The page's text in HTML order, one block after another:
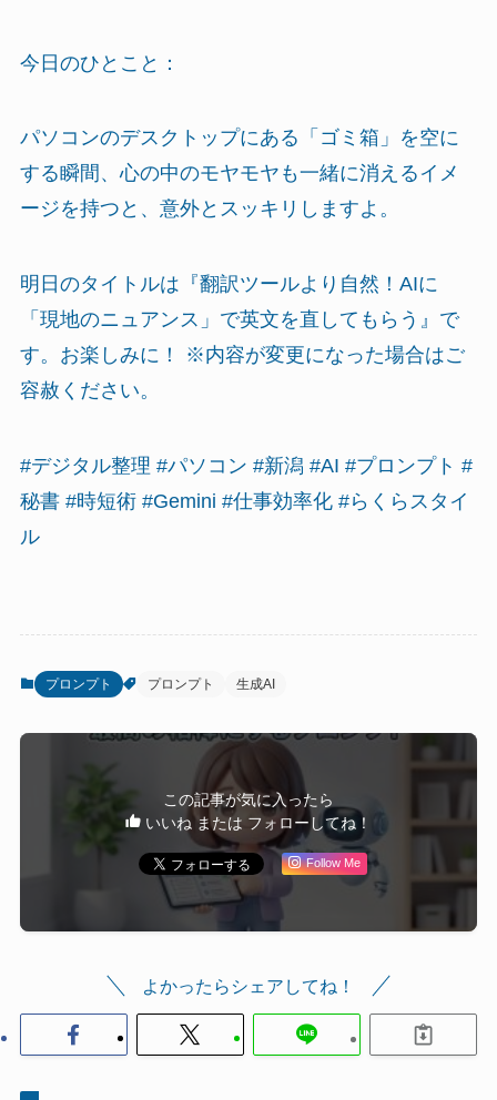
今日のひとこと：
パソコンのデスクトップにある「ゴミ箱」を空に
する瞬間、心の中のモヤモヤも一緒に消えるイメ
ージを持つと、意外とスッキリしますよ。
明日のタイトルは『翻訳ツールより自然！AIに
「現地のニュアンス」で英文を直してもらう』で
す。お楽しみに！ ※内容が変更になった場合はご
容赦ください。
#デジタル整理 #パソコン #新潟 #AI #プロンプト #
秘書 #時短術 #Gemini #仕事効率化 #らくらスタイ
ル
プロンプト プロンプト 生成AI
この記事が気に入ったら
いいね または フォローしてね！
Follow Me
よかったらシェアしてね！